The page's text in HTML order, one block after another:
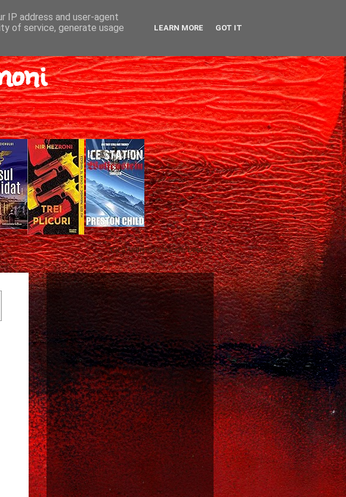
Gică Andreica's favorite books »
IP address and user-agent
of service, generate usage
LEARN MORE GOT IT